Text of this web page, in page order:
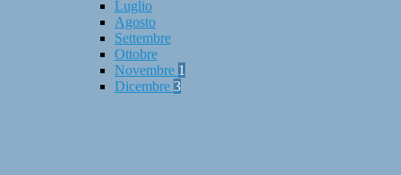
Luglio
Agosto
Settembre
Ottobre
Novembre 1
Dicembre 3